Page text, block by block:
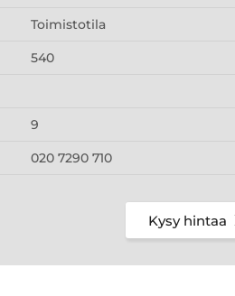
Toimistotila
540
9
020 7290 710
Kysy hintaa